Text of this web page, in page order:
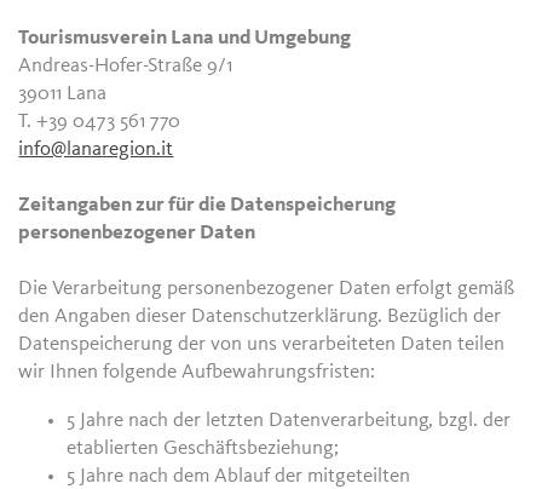
Tourismusverein Lana und Umgebung
Andreas-Hofer-Straße 9/1
39011 Lana
T. +39 0473 561 770
info@lanaregion.it
Zeitangaben zur für die Datenspeicherung
personenbezogener Daten
Die Verarbeitung personenbezogener Daten erfolgt gemäß
den Angaben dieser Datenschutzerklärung. Bezüglich der
Datenspeicherung der von uns verarbeiteten Daten teilen
wir Ihnen folgende Aufbewahrungsfristen:
5 Jahre nach der letzten Datenverarbeitung, bzgl. der
etablierten Geschäftsbeziehung;
5 Jahre nach dem Ablauf der mitgeteilten